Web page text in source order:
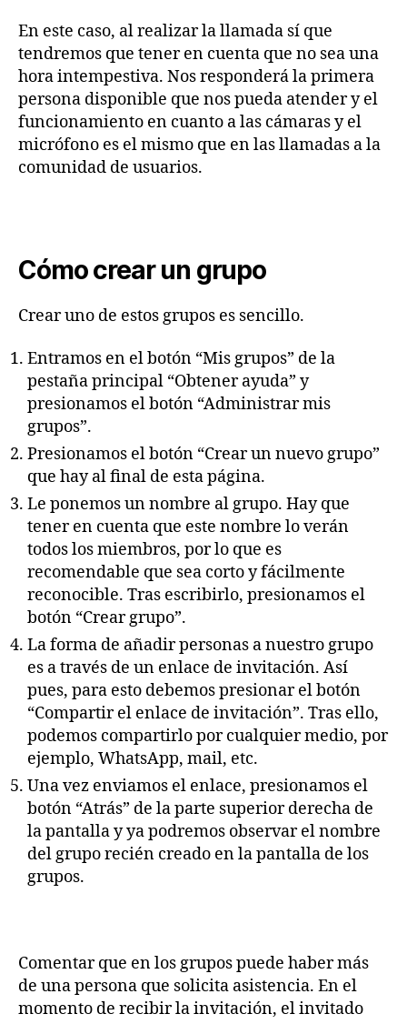
En este caso, al realizar la llamada sí que
tendremos que tener en cuenta que no sea una
hora intempestiva. Nos responderá la primera
persona disponible que nos pueda atender y el
funcionamiento en cuanto a las cámaras y el
micrófono es el mismo que en las llamadas a la
comunidad de usuarios.
Cómo crear un grupo
Crear uno de estos grupos es sencillo.
Entramos en el botón “Mis grupos” de la
pestaña principal “Obtener ayuda” y
presionamos el botón “Administrar mis
grupos”.
Presionamos el botón “Crear un nuevo grupo”
que hay al final de esta página.
Le ponemos un nombre al grupo. Hay que
tener en cuenta que este nombre lo verán
todos los miembros, por lo que es
recomendable que sea corto y fácilmente
reconocible. Tras escribirlo, presionamos el
botón “Crear grupo”.
La forma de añadir personas a nuestro grupo
es a través de un enlace de invitación. Así
pues, para esto debemos presionar el botón
“Compartir el enlace de invitación”. Tras ello,
podemos compartirlo por cualquier medio, por
ejemplo, WhatsApp, mail, etc.
Una vez enviamos el enlace, presionamos el
botón “Atrás” de la parte superior derecha de
la pantalla y ya podremos observar el nombre
del grupo recién creado en la pantalla de los
grupos.
Comentar que en los grupos puede haber más
de una persona que solicita asistencia. En el
momento de recibir la invitación, el invitado